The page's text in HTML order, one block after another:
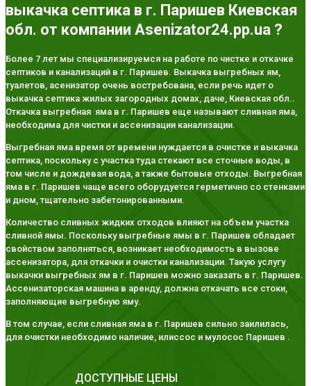
выкачка септика в г. Паришев Киевская
обл. от компании Asenizator24.pp.ua ?
Более 7 лет мы специализируемся на работе по чистке и откачке
септиков и канализаций в г. Паришев. Выкачка выгребных ям,
туалетов, асенизатор очень востребована, если речь идет о
выкачка септика жилых загородных домах, даче, Киевская обл..
Откачка выгребная яма в г. Паришев еще называют сливная яма,
необходима для чистки и ассенизации канализации.
Выгребная яма время от времени нуждается в очистке и выкачка
септика, поскольку с участка туда стекают все сточные воды, в
том числе и дождевая вода, а также бытовые отходы. Выгребная
яма в г. Паришев чаще всего оборудуется герметично со стенками
и дном, тщательно забетонированными.
Количество сливных жидких отходов влияют на объем участка
сливной ямы. Поскольку выгребные ямы в г. Паришев обладает
свойством заполняться, возникает необходимость в вызове
ассенизатора, для откачки и очистки канализации. Такую услугу
выкачки выгребных ям в г. Паришев можно заказать в г. Паришев.
Ассенизаторская машина в аренду, должна откачать все стоки,
заполняющие выгребную яму.
В том случае, если сливная яма в г. Паришев сильно заилилась,
для очистки необходимо наличие, илиссос и мулосос Паришев .
ДОСТУПНЫЕ ЦЕНЫ